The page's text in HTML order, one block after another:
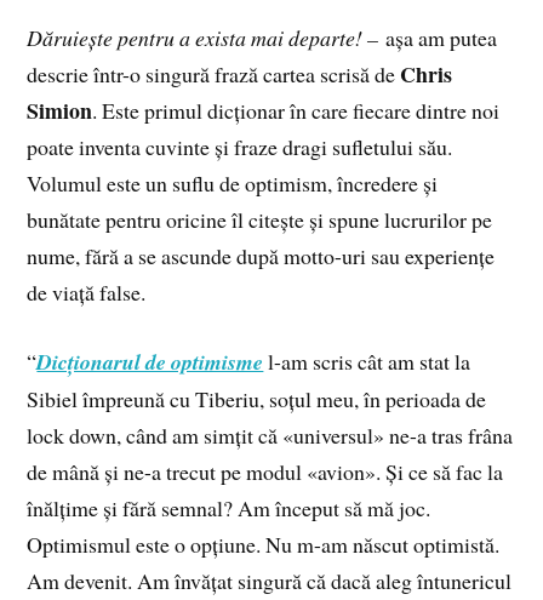
Dăruiește pentru a exista mai departe! –așa am putea
descrie într-o singură frază cartea scrisă de Chris
Simion. Este primul dicționar în care fiecare dintre noi
poate inventa cuvinte și fraze dragi sufletului său.
Volumul este un suflu de optimism, încredere și
bunătate pentru oricine îl citește și spune lucrurilor pe
nume, fără a se ascunde după motto-uri sau experiențe
de viață false.
“Dicționarul de optimisme l-am scris cât am stat la
Sibiel împreună cu Tiberiu, soțul meu, în perioada de
lock down, când am simțit că «universul» ne-a tras frâna
de mână și ne-a trecut pe modul «avion». Și ce să fac la
înălțime și fără semnal? Am început să mă joc.
Optimismul este o opțiune. Nu m-am născut optimistă.
Am devenit. Am învățat singură că dacă aleg întunericul